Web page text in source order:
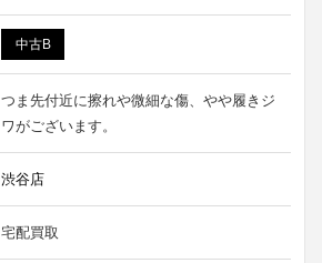
中古B
つま先付近に擦れや微細な傷、やや履きジ
ワがございます。
渋谷店
宅配買取